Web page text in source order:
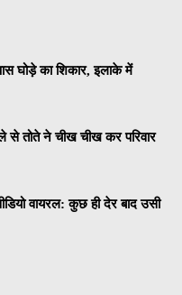
घोड़े का शिकार, इलाके में
से तोते ने चीख चीख कर परिवार
वायरल: कुछ ही देर बाद उसी